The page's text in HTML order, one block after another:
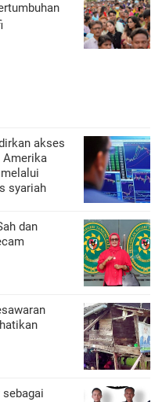
akses
Amerika
syariah
dan
sebagai